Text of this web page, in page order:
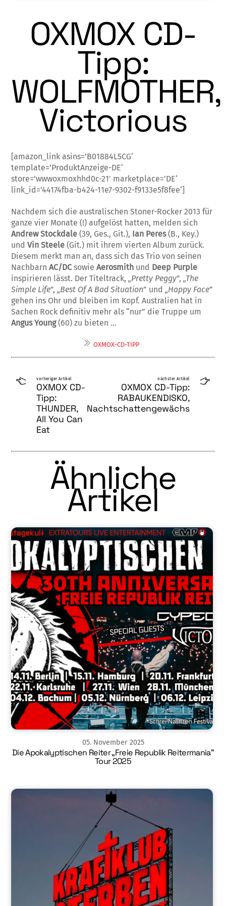
OXMOX CD-
Tipp:
WOLFMOTHER,
Victorious
[amazon_link asins=’B01884L5CG‘
template=’ProduktAnzeige-DE‘
store=’wwwoxmoxhhd0c-21′ marketplace=’DE‘
link_id=’44174fba-b424-11e7-9302-f9133e5f8fee‘]
Nachdem sich die australischen Stoner-Rock­er 2013 für
ganze vier Monate (!) aufgelöst hatten, melden sich
Andrew Stockdale (39, Ges., Git.), Ian Peres(B., Key.)
undVin Steele (Git.) mit ihrem vierten Album zurü­ck.
Diesem merkt man an, dass sich das Trio von seinen
NachbarnAC/DCsowieAero­smith und Deep Purple
inspirieren lässt. Der Titeltrack, „Pretty Peggy”, „The
Simple Li­fe”, „Best Of A Bad Situation” und „Happy Face”
gehen ins Ohr und bleiben im Kopf. Australien hat in
Sachen Rock definitiv mehr als “nur” die Truppe um
Angus Young(60) zu bieten …
OXMOX-CD-TIPP
vorheriger Artikel
OXMOX CD-
Tipp:
THUNDER,
All You Can
Eat
nächster Artikel
OXMOX CD-Tipp:
RABAUKENDISKO,
Nachtschattengewächs
Ähnliche
Artikel
05. November 2025
Die Apokalyptischen Reiter „Freie Republik Reitermania“
Tour 2025